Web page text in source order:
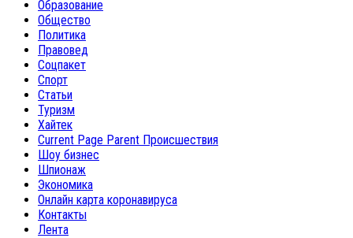
Образование
Общество
Политика
Правовед
Соцпакет
Спорт
Статьи
Туризм
Хайтек
Current Page Parent Происшествия
Шоу бизнес
Шпионаж
Экономика
Онлайн карта коронавируса
Контакты
Лента